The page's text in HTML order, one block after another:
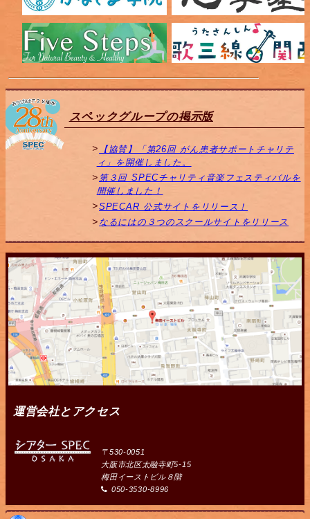
スペックグループの掲示版
【協賛】「第26回 がん患者サポートチャリテ
ィ」を開催しました。
第３回 SPECチャリティ音楽フェスティバルを
開催しました！
SPECAR 公式サイトをリリース！
なるにはの３つのスクールサイトをリリース
運営会社とアクセス
〒530-0051
大阪市北区太融寺町5-15
梅田イーストビル８階
050-3530-8996